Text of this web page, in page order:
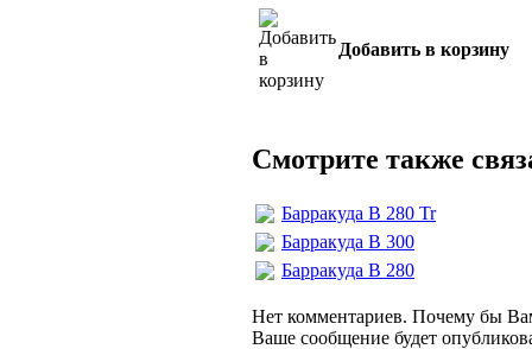
Добавить в корзину
Смотрите также
Барракуда В 280 Tr
Барракуда В 300
Барракуда В 280
Нет комментариев. Почему бы
Ваше сообщение будет